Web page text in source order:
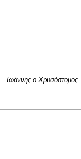
Ιωάννης ο Χρυσόστομος